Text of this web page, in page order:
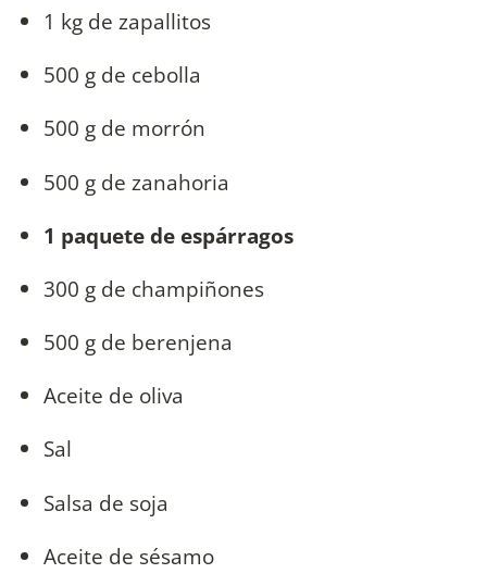
1 kg de zapallitos
500 g de cebolla
500 g de morrón
500 g de zanahoria
1 paquete de espárragos
300 g de champiñones
500 g de berenjena
Aceite de oliva
Sal
Salsa de soja
Aceite de sésamo